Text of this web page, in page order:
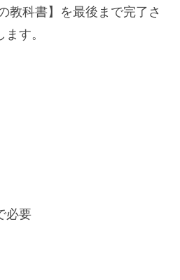
教科書】を最後まで完了さ
す。
必要